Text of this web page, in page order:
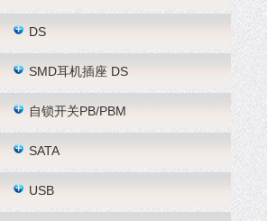
DS
SMD耳机插座 DS
自锁开关PB/PBM
SATA
USB